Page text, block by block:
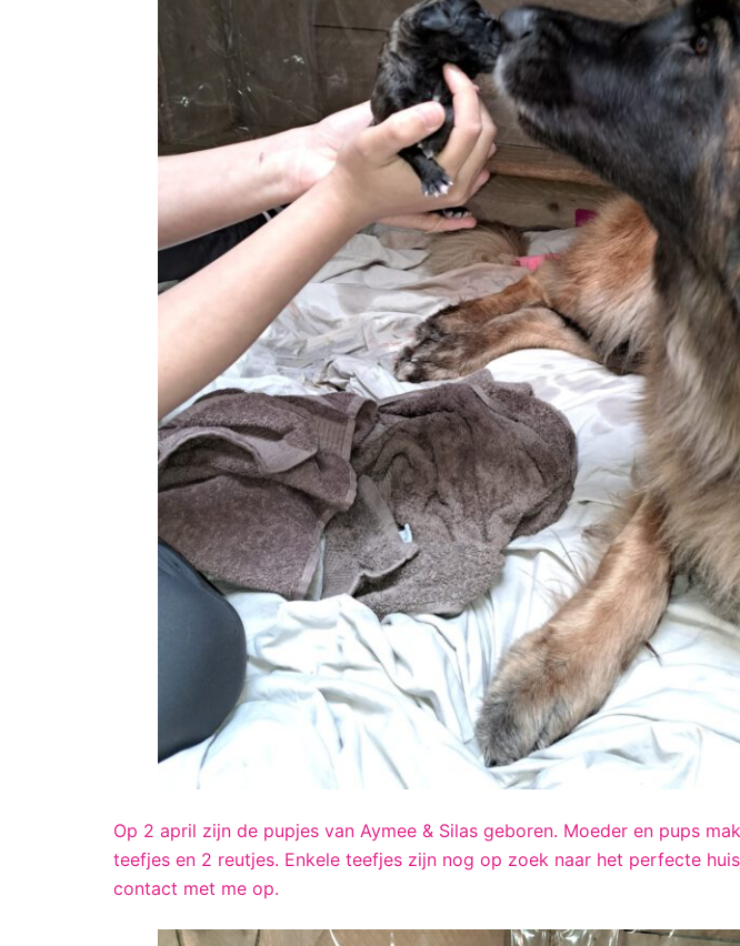
Op 2 april zijn de pupjes van Aymee & Silas geboren. Moeder en pups
teefjes en 2 reutjes. Enkele teefjes zijn nog op zoek naar het perfecte
contact met me op.